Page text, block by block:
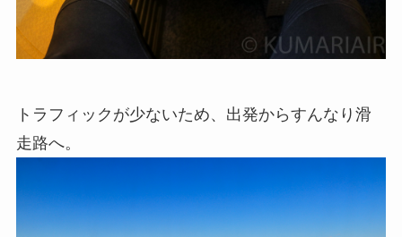
トラフィックが少ないため、出発からすんなり滑
走路へ。